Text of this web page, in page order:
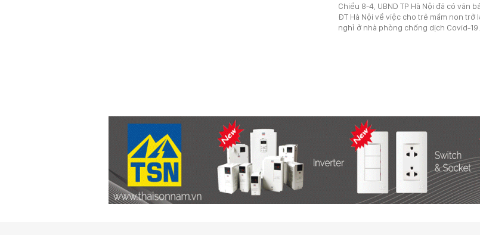
Chiều 8-4, UBND TP Hà Nội đã có văn
ĐT Hà Nội về việc cho trẻ mầm non
nghỉ ở nhà phòng chống dịch Covid-19...